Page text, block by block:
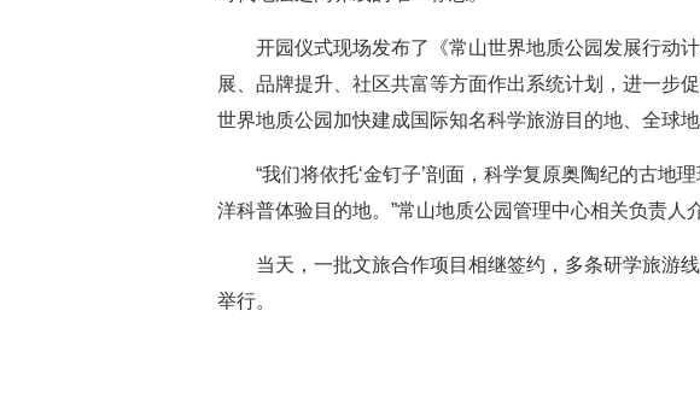
开园仪式现场发布了《常山世界地质公园发展行动
展、品牌提升、社区共富等方面作出系统计划，进一步
世界地质公园加快建成国际知名科学旅游目的地、全球
“我们将依托‘金钉子’剖面，科学复原奥陶纪的古地
洋科普体验目的地。”常山地质公园管理中心相关负责人
当天，一批文旅合作项目相继签约，多条研学旅游
举行。